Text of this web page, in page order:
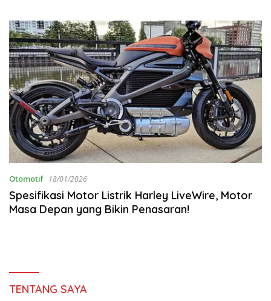
Otomotif 18/01/2026
Spesifikasi Motor Listrik Harley LiveWire, Motor
Masa Depan yang Bikin Penasaran!
TENTANG SAYA